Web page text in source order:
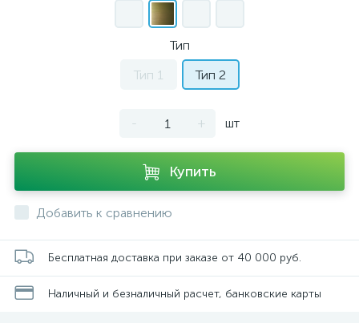
Тип
Тип 1
Тип 2
- + шт
Купить
Добавить к сравнению
Бесплатная доставка при заказе от 40 000 руб.
Наличный и безналичный расчет, банковские карты